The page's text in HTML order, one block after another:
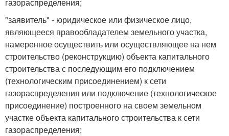
"заявитель" - юридическое или физическое лицо,
являющееся правообладателем земельного участка,
намеренное осуществить или осуществляющее на нем
строительство (реконструкцию) объекта капитального
строительства с последующим его подключением
(технологическим присоединением) к сети
газораспределения или подключение (технологическое
присоединение) построенного на своем земельном
участке объекта капитального строительства к сети
газораспределения;